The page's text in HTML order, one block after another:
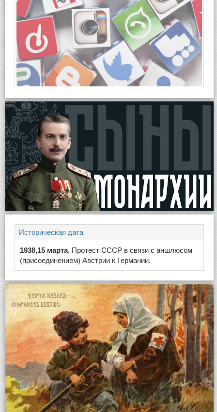
Историческая дата
1938,15 марта, Протест СССР в связи с аншлюсом
(присоединением) Австрии к Германии.